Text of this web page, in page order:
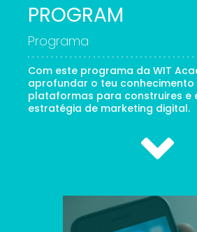
PROGRAM
Programa
Com este programa da WIT
aprofundar o teu conhecimento
plataformas para construires e
estratégia de marketing digital.